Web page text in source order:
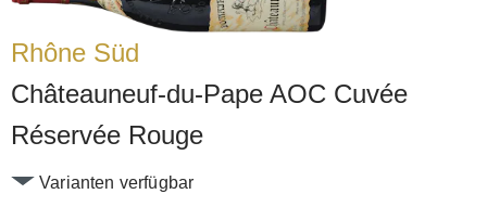
Rhône Süd
Châteauneuf-du-Pape AOC Cuvée
Réservée Rouge
Varianten verfügbar